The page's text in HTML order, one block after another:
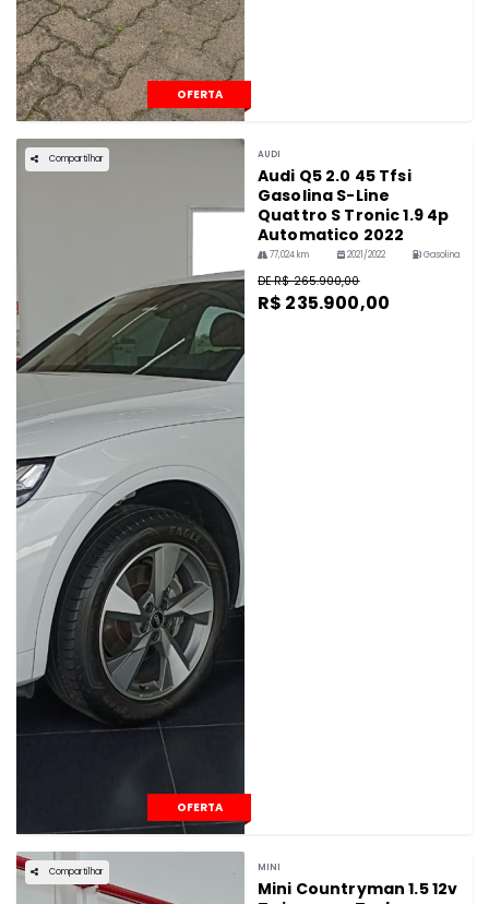
OFERTA
OFERTA
Compartilhar AUDI
Audi Q5 2.0 45 Tfsi
Gasolina S-Line
Quattro S Tronic 1.9 4p
Automatico 2022
77,024 km 2021/2022 Gasolina
DE R$ 265.900,00
R$ 235.900,00
Compartilhar MINI
Mini Countryman 1.5 12v